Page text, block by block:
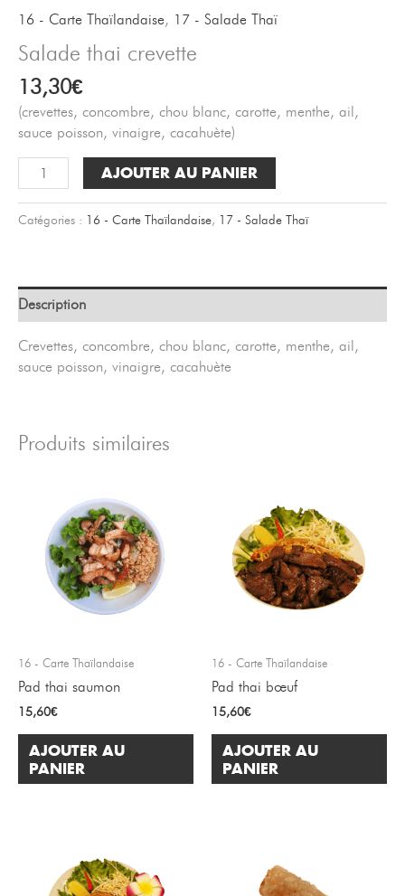
16 - Carte Thaïlandaise, 17 - Salade Thaï
Salade thai crevette
13,30€
(crevettes, concombre, chou blanc, carotte, menthe, ail,
sauce poisson, vinaigre, cacahuète)
quantité
de
Salade
thai
AJOUTER AU PANIER
Catégories : 16 - Carte Thaïlandaise, 17 - Salade Thaï
Description
Crevettes, concombre, chou blanc, carotte, menthe, ail,
sauce poisson, vinaigre, cacahuète
Produits similaires
16 - Carte Thaïlandaise
Pad thai saumon
15,60€
AJOUTER AU
PANIER
16 - Carte Thaïlandaise
Pad thai bœuf
15,60€
AJOUTER AU
PANIER